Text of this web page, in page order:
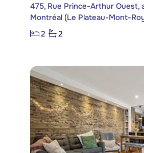
475, Rue Prince-Arthur Ouest,
Montréal (Le Plateau-Mont-
2
2